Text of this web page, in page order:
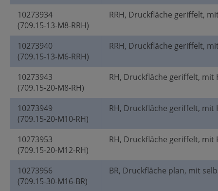
10273934
(709.15-13-M8-RRH)
RRH, Druckfläche geriffelt,
10273940
(709.15-13-M6-RRH)
RRH, Druckfläche geriffelt,
10273943
(709.15-20-M8-RH)
RH, Druckfläche geriffelt,
10273949
(709.15-20-M10-RH)
RH, Druckfläche geriffelt,
10273953
(709.15-20-M12-RH)
RH, Druckfläche geriffelt,
10273956
(709.15-30-M16-BR)
BR, Druckfläche plan, mit